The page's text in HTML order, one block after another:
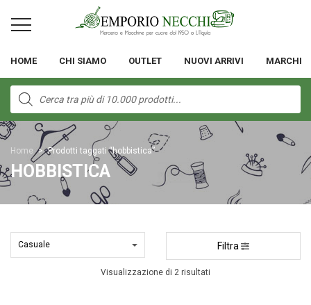
HOME CHI SIAMO OUTLET NUOVI ARRIVI MARCHI
Products
search
Home > Prodotti taggati “hobbistica”
HOBBISTICA
Filtra
Visualizzazione di 2 risultati